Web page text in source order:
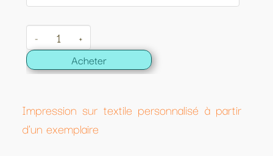
- +
Acheter
Impression sur textile personnalisé à partir
d'un exemplaire